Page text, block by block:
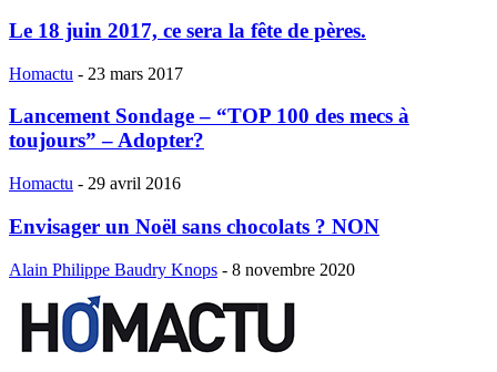
Le 18 juin 2017, ce sera la fête de pères.
Homactu - 23 mars 2017
Lancement Sondage – “TOP 100 des mecs à
toujours” – Adopter?
Homactu - 29 avril 2016
Envisager un Noël sans chocolats ? NON
Alain Philippe Baudry Knops - 8 novembre 2020